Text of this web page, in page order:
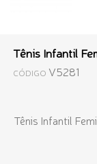
Tênis Infantil
CÓDIGO V5281
Tênis Infantil